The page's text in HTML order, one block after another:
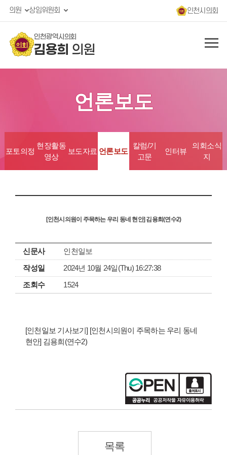
의원 상임위원회 인천시의회
인천광역시의회
김용희 의원
언론보도
포토의정
현장활동
영상
보도자료 언론보도
칼럼/기
고문
인터뷰
의회소식
지
[인천시의원이 주목하는 우리 동네 현안] 김용희(연수2)
신문사
인천일보
작성일
2024년 10월 24일(Thu) 16:27:38
조회수
1524
[인천일보 기사보기] [인천시의원이 주목하는 우리 동네
현안] 김용희(연수2)
목록